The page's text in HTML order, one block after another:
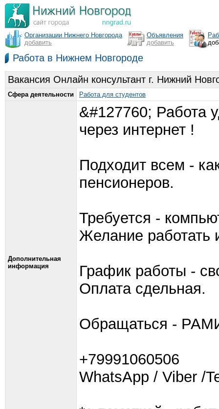
Организации Нижнего Новгорода
добавить
Объявления
добавить
Работа в Нижнем Новгороде
Вакансия Онлайн консультант г. Нижний
Сфера деятельности Работа для студентов
Дополнительная
информация
&#127760; Работа
через интернет !
Подходит всем -
пенсионеров.
Требуется -
Желание работать
График работы -
Оплата сдельная.
Обращаться -
+79991060506
WhatsApp / Viber /